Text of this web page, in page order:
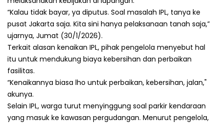
“Kalau tidak bayar, ya diputus. Soal masalah IPL, tanya ke
pusat Jakarta saja. Kita sini hanya pelaksanaan tanah saja,”
ujarnya, Jumat (30/1/2026).
Terkait alasan kenaikan IPL, pihak pengelola menyebut hal
itu untuk mendukung biaya kebersihan dan perbaikan
fasilitas.
“Kenaikannya biasa lho untuk perbaikan, kebersihan, jalan,"
akunya.
Selain IPL, warga turut menyinggung soal parkir kendaraan
yang masuk ke kawasan pergudangan. Menurut pengelola,